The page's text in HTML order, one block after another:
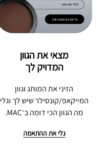
מצאי את הגוון
המדויק לך
הזיני את המותג וגוון
המייקאפ/קונסילר שיש לך וגלי
מה הגוון הכי דומה ב־MAC.
גלי את ההתאמה